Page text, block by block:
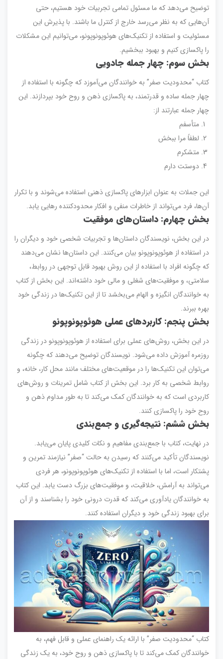
توضیح می‌دهد که ما مسئول تمامی تجربیات خود هستیم، حتی
آن‌هایی که به نظر می‌رسد خارج از کنترل ما باشند. با پذیرش این
مسئولیت و استفاده از تکنیک‌های هوئوپونوپونو، می‌توانیم این مشکلات
را پاکسازی کنیم و بهبود ببخشیم.
بخش سوم: چهار جمله جادویی
کتاب “محدودیت صفر” به خوانندگان می‌آموزد که چگونه با استفاده از
چهار جمله ساده و قدرتمند، به پاکسازی ذهن و روح خود بپردازند. این
چهار جمله عبارتند از:
متأسفم
لطفاً مرا ببخش
متشکرم
دوستت دارم
این جملات به عنوان ابزارهای پاکسازی ذهنی استفاده می‌شوند و با تکرار
آن‌ها، فرد می‌تواند از خاطرات منفی و افکار محدودکننده رهایی یابد.
بخش چهارم: داستان‌های موفقیت
در این بخش، نویسندگان داستان‌ها و تجربیات شخصی خود و دیگران را
در استفاده از هوئوپونوپونو بیان می‌کنند. این داستان‌ها نشان می‌دهند
که چگونه افراد با استفاده از این روش بهبود قابل توجهی در روابط،
سلامتی، و موفقیت‌های شغلی و مالی خود داشته‌اند. این بخش از کتاب
به خوانندگان انگیزه و الهام می‌بخشد تا از این تکنیک‌ها در زندگی خود
بهره ببرند.
بخش پنجم: کاربردهای عملی هوئوپونوپونو
در این بخش، روش‌های عملی برای استفاده از هوئوپونوپونو در زندگی
روزمره آموزش داده می‌شود. نویسندگان توضیح می‌دهند که چگونه
می‌توان این تکنیک‌ها را در موقعیت‌های مختلف مانند محل کار، خانه، و
روابط شخصی به کار برد. این بخش از کتاب شامل تمرینات و روش‌های
کاربردی است که به خوانندگان کمک می‌کند تا به طور مداوم ذهن و
روح خود را پاکسازی کنند.
بخش ششم: نتیجه‌گیری و جمع‌بندی
در نهایت، کتاب با جمع‌بندی مفاهیم و نکات کلیدی پایان می‌یابد.
نویسندگان تأکید می‌کنند که رسیدن به حالت “صفر” نیازمند تمرین و
پشتکار است، اما با استفاده از تکنیک‌های هوئوپونوپونو، هر فردی
می‌تواند به آرامش، خلاقیت، و موفقیت‌های بزرگ دست یابد. این کتاب
به خوانندگان یادآوری می‌کند که قدرت درونی خود را بشناسند و از آن
برای بهبود زندگی خود و دیگران استفاده کنند.
کتاب “محدودیت صفر” با ارائه یک راهنمای عملی و قابل فهم، به
خوانندگان کمک می‌کند تا با پاکسازی ذهن و روح خود، به یک زندگی